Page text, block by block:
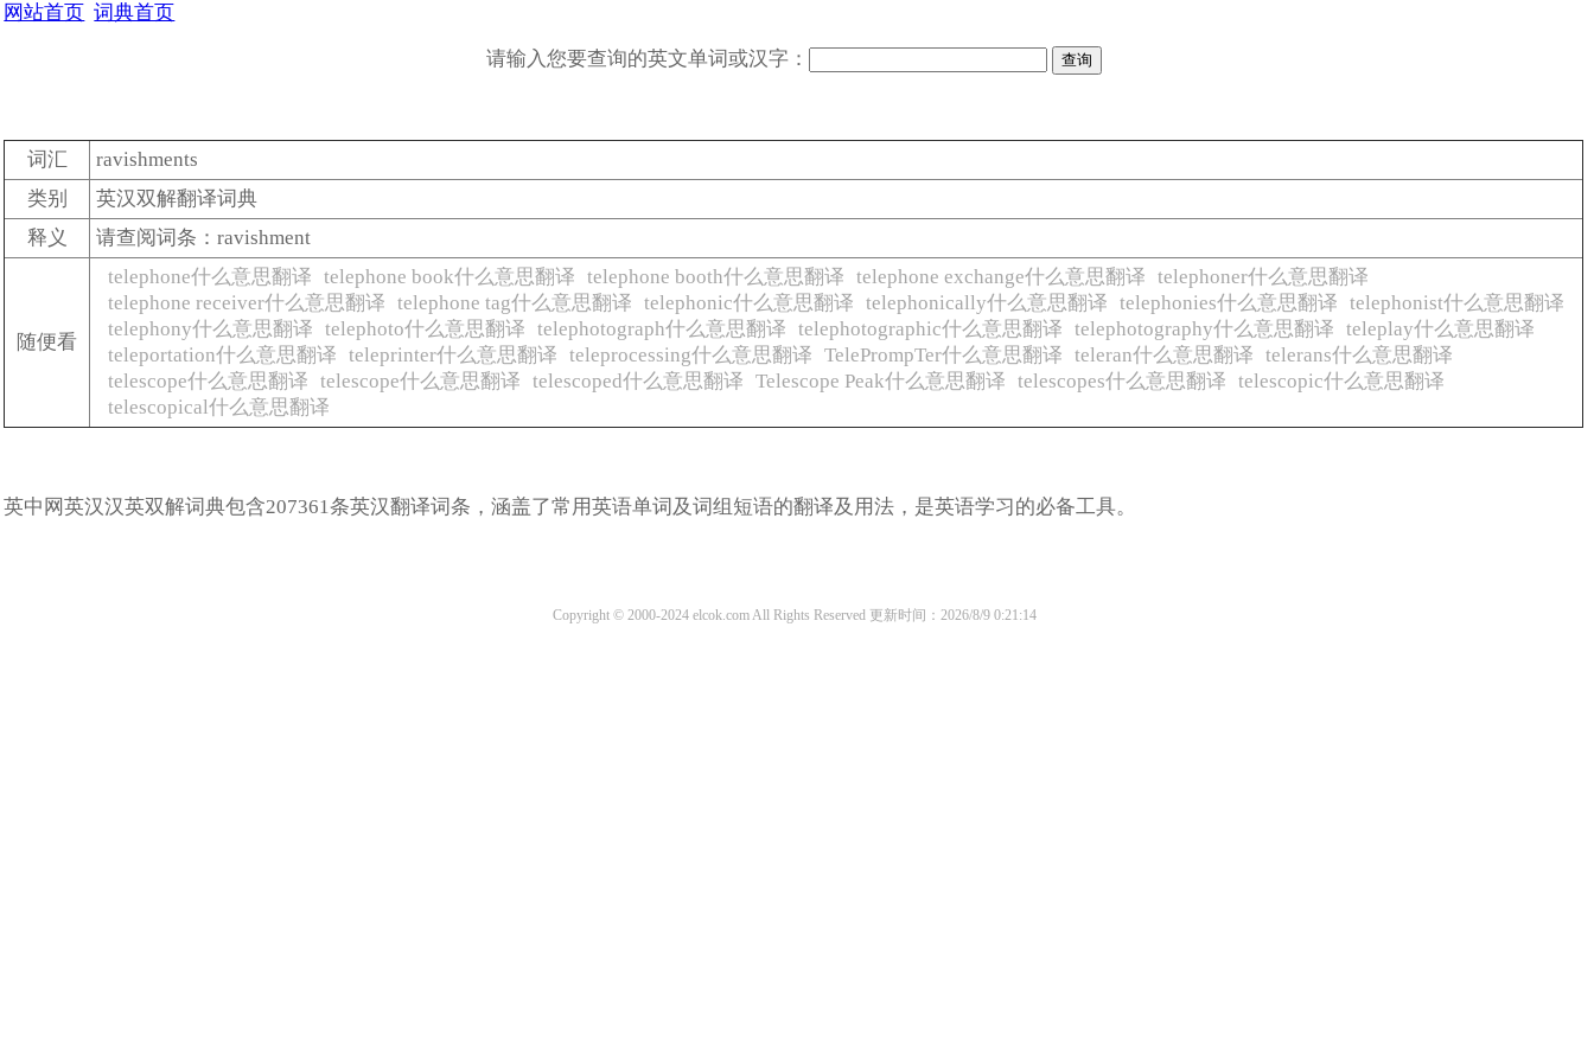
网站首页 词典首页
请输入您要查询的英文单词或汉字：
词汇
ravishments
类别
英汉双解翻译词典
释义
请查阅词条：ravishment
随便看
telephone什么意思翻译 telephone book什么意思翻译 telephone booth什么意思翻译 telephone exchange什么意思翻译 telephoner什么意思翻译
telephone receiver什么意思翻译 telephone tag什么意思翻译 telephonic什么意思翻译 telephonically什么意思翻译 telephonies什么意思翻译 telephonist什么意思翻译
telephony什么意思翻译 telephoto什么意思翻译 telephotograph什么意思翻译 telephotographic什么意思翻译 telephotography什么意思翻译 teleplay什么意思翻译
teleportation什么意思翻译 teleprinter什么意思翻译 teleprocessing什么意思翻译 TelePrompTer什么意思翻译 teleran什么意思翻译 telerans什么意思翻译
telescope什么意思翻译 telescope什么意思翻译 telescoped什么意思翻译 Telescope Peak什么意思翻译 telescopes什么意思翻译 telescopic什么意思翻译
telescopical什么意思翻译
英中网英汉汉英双解词典包含207361条英汉翻译词条，涵盖了常用英语单词及词组短语的翻译及用法，是英语学习的必备工具。
Copyright © 2000-2024 elcok.com All Rights Reserved 更新时间：2026/8/9 0:21:14